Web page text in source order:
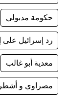
حكومة مدبولي
رد إسرائيل على
معدية أبو غالب
مصراوي و أشطر